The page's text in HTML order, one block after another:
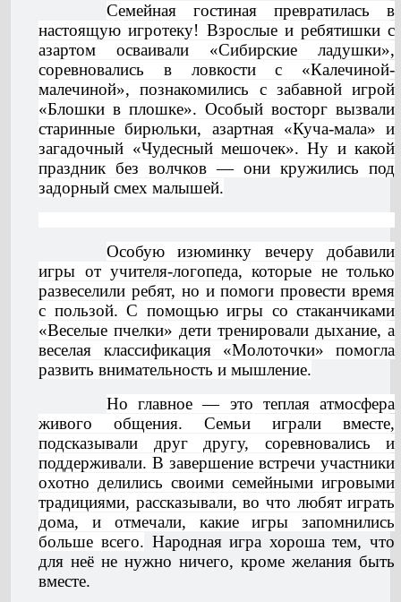
Семейная гостиная превратилась в
настоящую игротеку! Взрослые и ребятишки с
азартом осваивали «Сибирские ладушки»,
соревновались в ловкости с «Калечиной-
малечиной», познакомились с забавной игрой
«Блошки в плошке». Особый восторг вызвали
старинные бирюльки, азартная «Куча-мала» и
загадочный «Чудесный мешочек». Ну и какой
праздник без волчков — они кружились под
задорный смех малышей.
Особую изюминку вечеру добавили
игры от учителя-логопеда, которые не только
развеселили ребят, но и помоги провести время
с пользой. С помощью игры со стаканчиками
«Веселые пчелки» дети тренировали дыхание, а
веселая классификация «Молоточки» помогла
развить внимательность и мышление.
Но главное — это теплая атмосфера
живого общения. Семьи играли вместе,
подсказывали друг другу, соревновались и
поддерживали. В завершение встречи участники
охотно делились своими семейными игровыми
традициями, рассказывали, во что любят играть
дома, и отмечали, какие игры запомнились
больше всего. Народная игра хороша тем, что
для неё не нужно ничего, кроме желания быть
вместе.